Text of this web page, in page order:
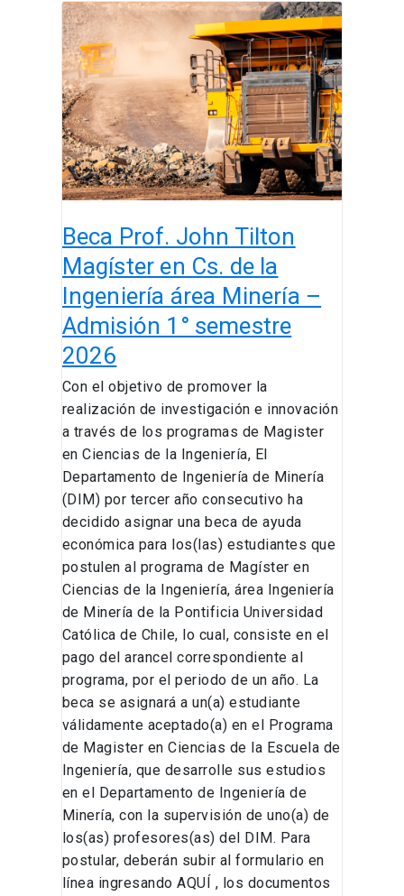
Beca Prof. John Tilton
Magíster en Cs. de la
Ingeniería área Minería –
Admisión 1° semestre
2026
Con el objetivo de promover la
realización de investigación e innovación
a través de los programas de Magister
en Ciencias de la Ingeniería, El
Departamento de Ingeniería de Minería
(DIM) por tercer año consecutivo ha
decidido asignar una beca de ayuda
económica para los(las) estudiantes que
postulen al programa de Magíster en
Ciencias de la Ingeniería, área Ingeniería
de Minería de la Pontificia Universidad
Católica de Chile, lo cual, consiste en el
pago del arancel correspondiente al
programa, por el periodo de un año. La
beca se asignará a un(a) estudiante
válidamente aceptado(a) en el Programa
de Magister en Ciencias de la Escuela de
Ingeniería, que desarrolle sus estudios
en el Departamento de Ingeniería de
Minería, con la supervisión de uno(a) de
los(as) profesores(as) del DIM. Para
postular, deberán subir al formulario en
línea ingresando AQUÍ , los documentos
Beca
Prof.
John
Tilton
Magíster
en
Cs.
de
la
área
Minería
–
Admisión
1°
semestre
2026